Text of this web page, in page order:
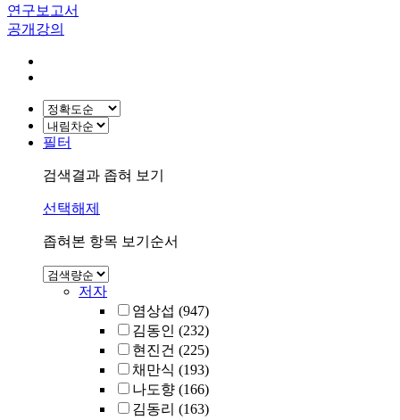
연구보고서
공개강의
필터
검색결과 좁혀 보기
선택해제
좁혀본 항목 보기순서
저자
염상섭 (947)
김동인 (232)
현진건 (225)
채만식 (193)
나도향 (166)
김동리 (163)